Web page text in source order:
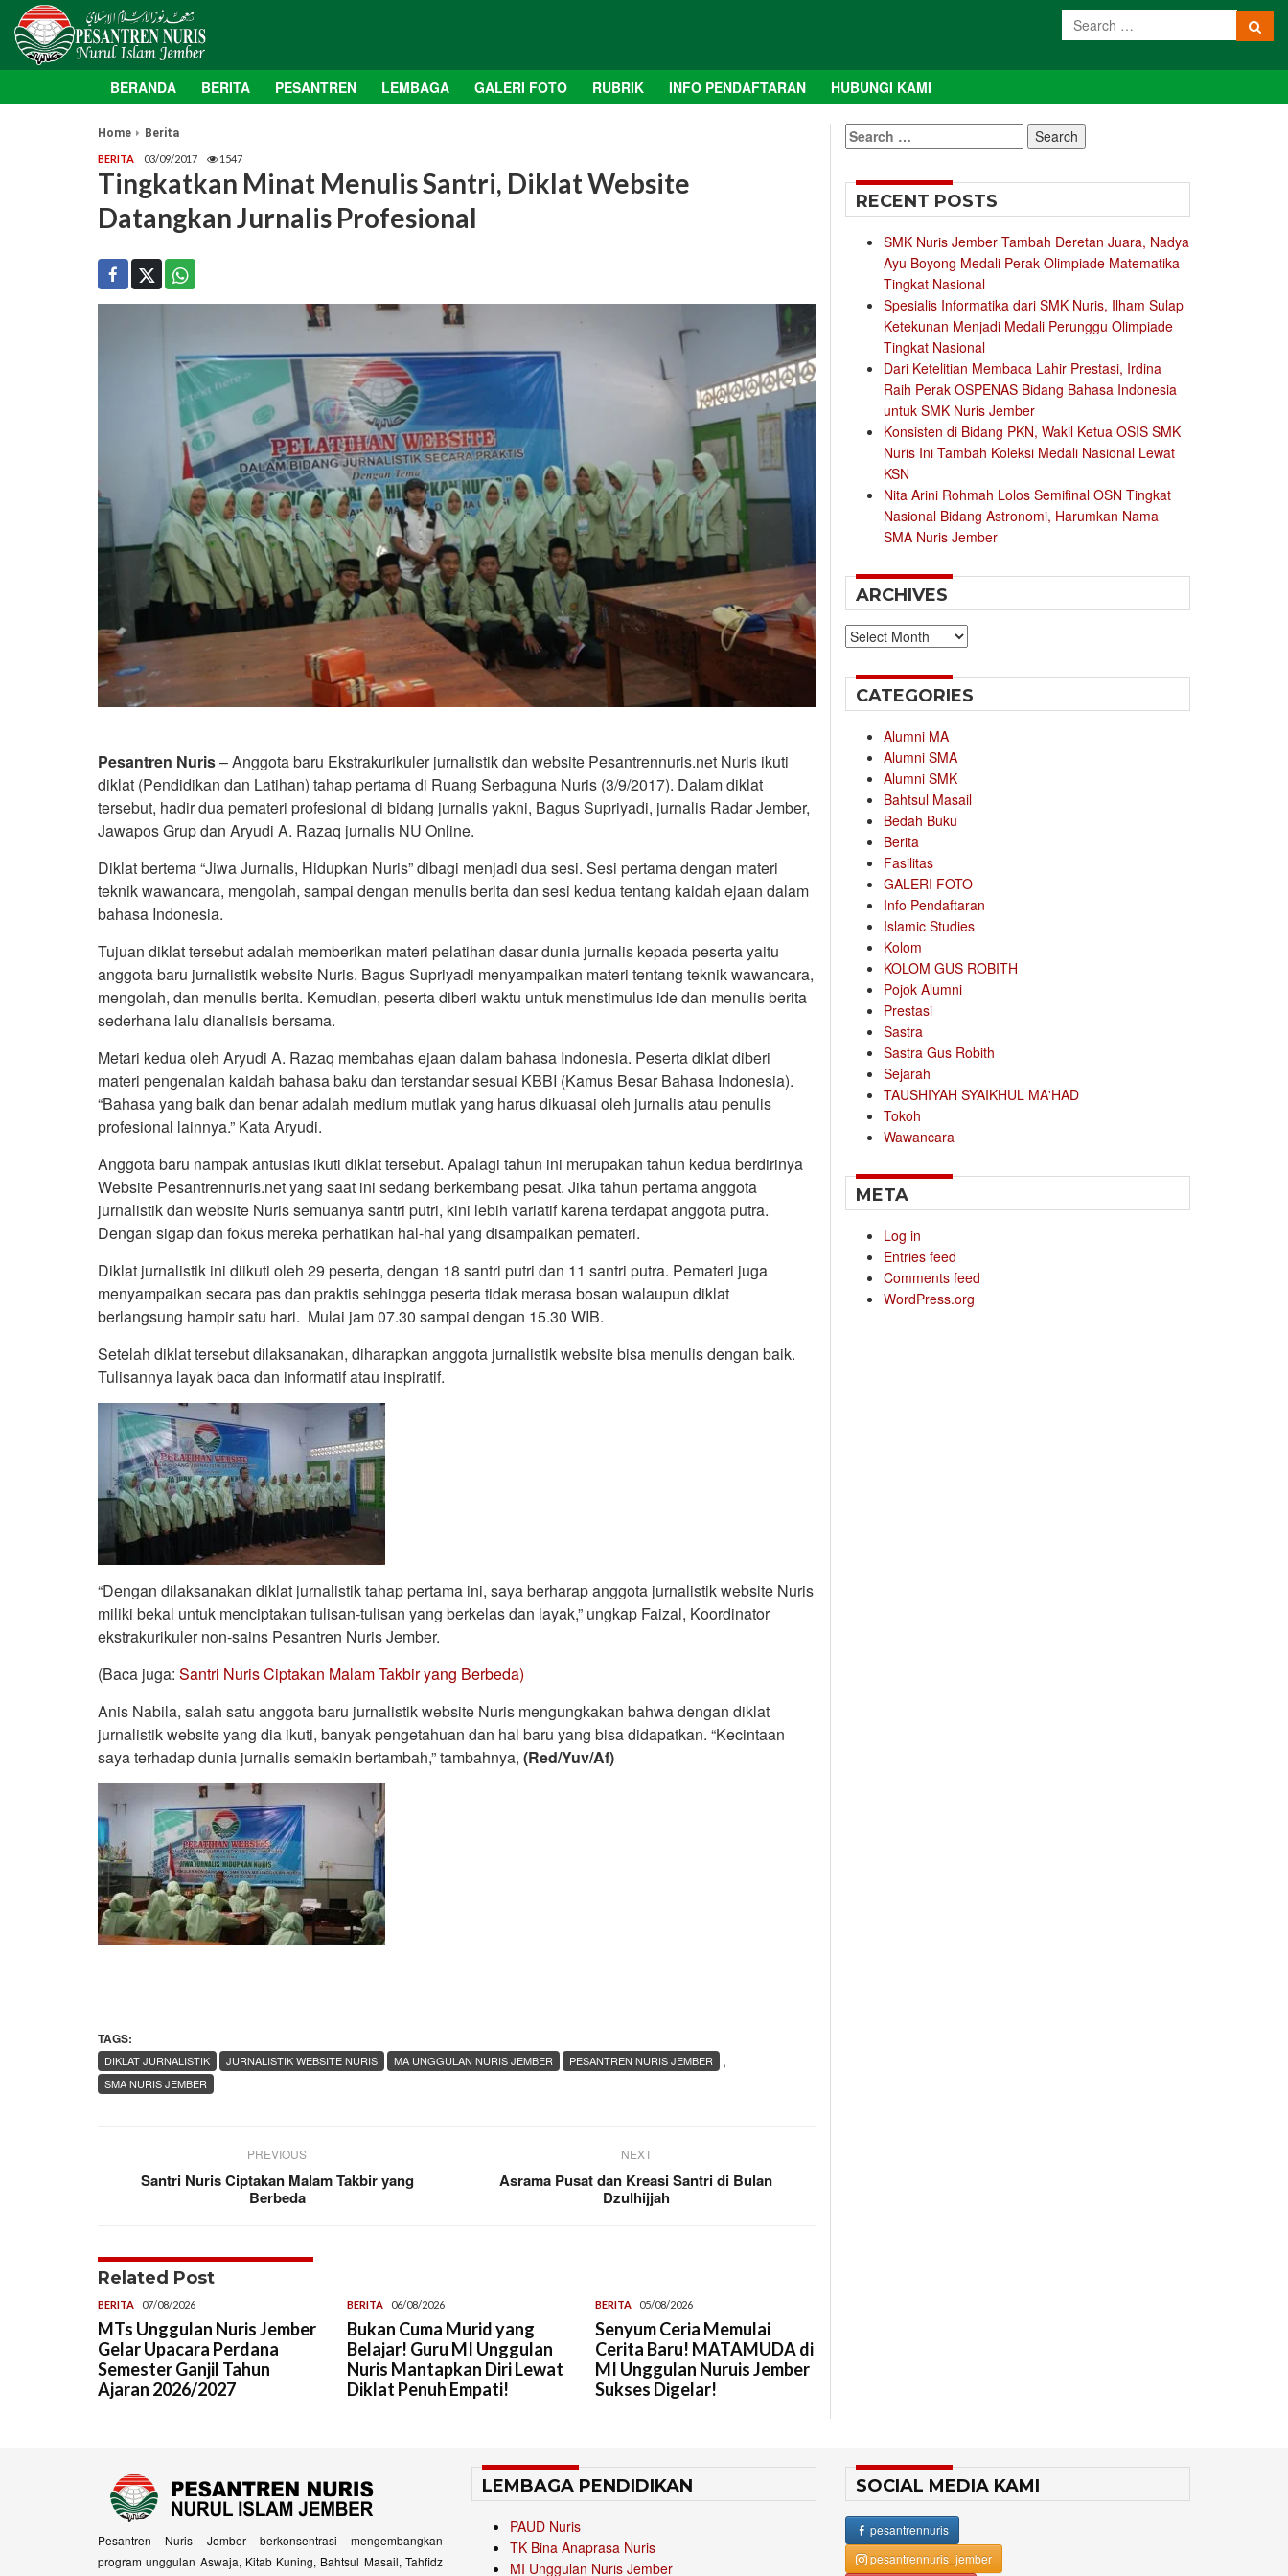
BERANDA BERITA PESANTREN LEMBAGA GALERI FOTO RUBRIK INFO PENDAFTARAN HUBUNGI KAMI
Home Berita
BERITA 03/09/2017 1547
Tingkatkan Minat Menulis Santri, Diklat Website
Datangkan Jurnalis Profesional
Pesantren Nuris– Anggota baru Ekstrakurikuler jurnalistik dan website Pesantrennuris.net Nuris ikuti
diklat (Pendidikan dan Latihan) tahap pertama di Ruang Serbaguna Nuris (3/9/2017). Dalam diklat
tersebut, hadir dua pemateri profesional di bidang jurnalis yakni, Bagus Supriyadi, jurnalis Radar Jember,
Jawapos Grup dan Aryudi A. Razaq jurnalis NU Online.
Diklat bertema “Jiwa Jurnalis, Hidupkan Nuris” dibagi menjadi dua sesi. Sesi pertama dengan materi
teknik wawancara, mengolah, sampai dengan menulis berita dan sesi kedua tentang kaidah ejaan dalam
bahasa Indonesia.
Tujuan diklat tersebut adalah memberikan materi pelatihan dasar dunia jurnalis kepada peserta yaitu
anggota baru jurnalistik website Nuris. Bagus Supriyadi menyampaikan materi tentang teknik wawancara,
mengolah, dan menulis berita. Kemudian, peserta diberi waktu untuk menstimulus ide dan menulis berita
sederhana lalu dianalisis bersama.
Metari kedua oleh Aryudi A. Razaq membahas ejaan dalam bahasa Indonesia. Peserta diklat diberi
materi pengenalan kaidah bahasa baku dan terstandar sesuai KBBI (Kamus Besar Bahasa Indonesia).
“Bahasa yang baik dan benar adalah medium mutlak yang harus dikuasai oleh jurnalis atau penulis
profesional lainnya.” Kata Aryudi.
Anggota baru nampak antusias ikuti diklat tersebut. Apalagi tahun ini merupakan tahun kedua berdirinya
Website Pesantrennuris.net yang saat ini sedang berkembang pesat. Jika tahun pertama anggota
jurnalistik dan website Nuris semuanya santri putri, kini lebih variatif karena terdapat anggota putra.
Dengan sigap dan fokus mereka perhatikan hal-hal yang disampaikan pemateri.
Diklat jurnalistik ini diikuti oleh 29 peserta, dengan 18 santri putri dan 11 santri putra. Pemateri juga
menyampaikan secara pas dan praktis sehingga peserta tidak merasa bosan walaupun diklat
berlangsung hampir satu hari. Mulai jam 07.30 sampai dengan 15.30 WIB.
Setelah diklat tersebut dilaksanakan, diharapkan anggota jurnalistik website bisa menulis dengan baik.
Tulisannya layak baca dan informatif atau inspiratif.
“Dengan dilaksanakan diklat jurnalistik tahap pertama ini, saya berharap anggota jurnalistik website Nuris
miliki bekal untuk menciptakan tulisan-tulisan yang berkelas dan layak,” ungkap Faizal, Koordinator
ekstrakurikuler non-sains Pesantren Nuris Jember.
(Baca juga: Santri Nuris Ciptakan Malam Takbir yang Berbeda)
Anis Nabila, salah satu anggota baru jurnalistik website Nuris mengungkakan bahwa dengan diklat
jurnalistik website yang dia ikuti, banyak pengetahuan dan hal baru yang bisa didapatkan. “Kecintaan
saya terhadap dunia jurnalis semakin bertambah,” tambahnya, (Red/Yuv/Af)
TAGS:
,
DIKLAT JURNALISTIK JURNALISTIK WEBSITE NURIS MA UNGGULAN NURIS JEMBER
PESANTREN NURIS JEMBER
SMA NURIS JEMBER
PREVIOUS
Santri Nuris Ciptakan Malam Takbir yang
Berbeda
NEXT
Asrama Pusat dan Kreasi Santri di Bulan
Dzulhijjah
Related Post
BERITA 07/08/2026
MTs Unggulan Nuris Jember
Gelar Upacara Perdana
Semester Ganjil Tahun
Ajaran 2026/2027
BERITA 06/08/2026
Bukan Cuma Murid yang
Belajar! Guru MI Unggulan
Nuris Mantapkan Diri Lewat
Diklat Penuh Empati!
BERITA 05/08/2026
Senyum Ceria Memulai
Cerita Baru! MATAMUDA di
MI Unggulan Nuruis Jember
Sukses Digelar!
Search
for:
RECENT POSTS
SMK Nuris Jember Tambah Deretan Juara, Nadya
Ayu Boyong Medali Perak Olimpiade Matematika
Tingkat Nasional
Spesialis Informatika dari SMK Nuris, Ilham Sulap
Ketekunan Menjadi Medali Perunggu Olimpiade
Tingkat Nasional
Dari Ketelitian Membaca Lahir Prestasi, Irdina
Raih Perak OSPENAS Bidang Bahasa Indonesia
untuk SMK Nuris Jember
Konsisten di Bidang PKN, Wakil Ketua OSIS SMK
Nuris Ini Tambah Koleksi Medali Nasional Lewat
KSN
Nita Arini Rohmah Lolos Semifinal OSN Tingkat
Nasional Bidang Astronomi, Harumkan Nama
SMA Nuris Jember
ARCHIVES
Archives
CATEGORIES
Alumni MA
Alumni SMA
Alumni SMK
Bahtsul Masail
Bedah Buku
Berita
Fasilitas
GALERI FOTO
Info Pendaftaran
Islamic Studies
Kolom
KOLOM GUS ROBITH
Pojok Alumni
Prestasi
Sastra
Sastra Gus Robith
Sejarah
TAUSHIYAH SYAIKHUL MA'HAD
Tokoh
Wawancara
META
Log in
Entries feed
Comments feed
WordPress.org
Pesantren Nuris Jember berkonsentrasi mengembangkan
program unggulan Aswaja, Kitab Kuning, Bahtsul Masail, Tahfidz
LEMBAGA PENDIDIKAN
PAUD Nuris
TK Bina Anaprasa Nuris
MI Unggulan Nuris Jember
SOCIAL MEDIA KAMI
pesantrennuris
pesantrennuris_jember